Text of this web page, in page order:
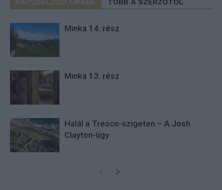
KAPCSOLÓDÓ CIKKEK TÖBB A SZERZŐTŐL
Minka 14. rész
Minka 13. rész
Halál a Tresco-szigeten – A Josh
Clayton-ügy